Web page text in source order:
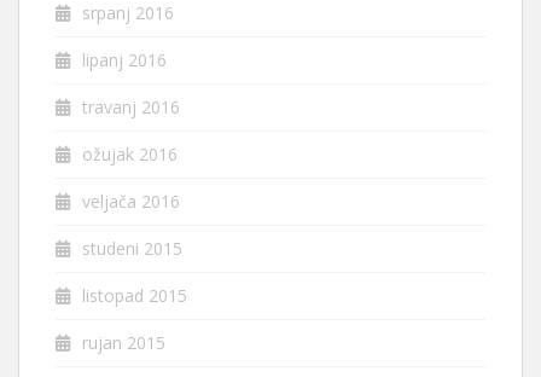
srpanj 2016
lipanj 2016
travanj 2016
ožujak 2016
veljača 2016
studeni 2015
listopad 2015
rujan 2015